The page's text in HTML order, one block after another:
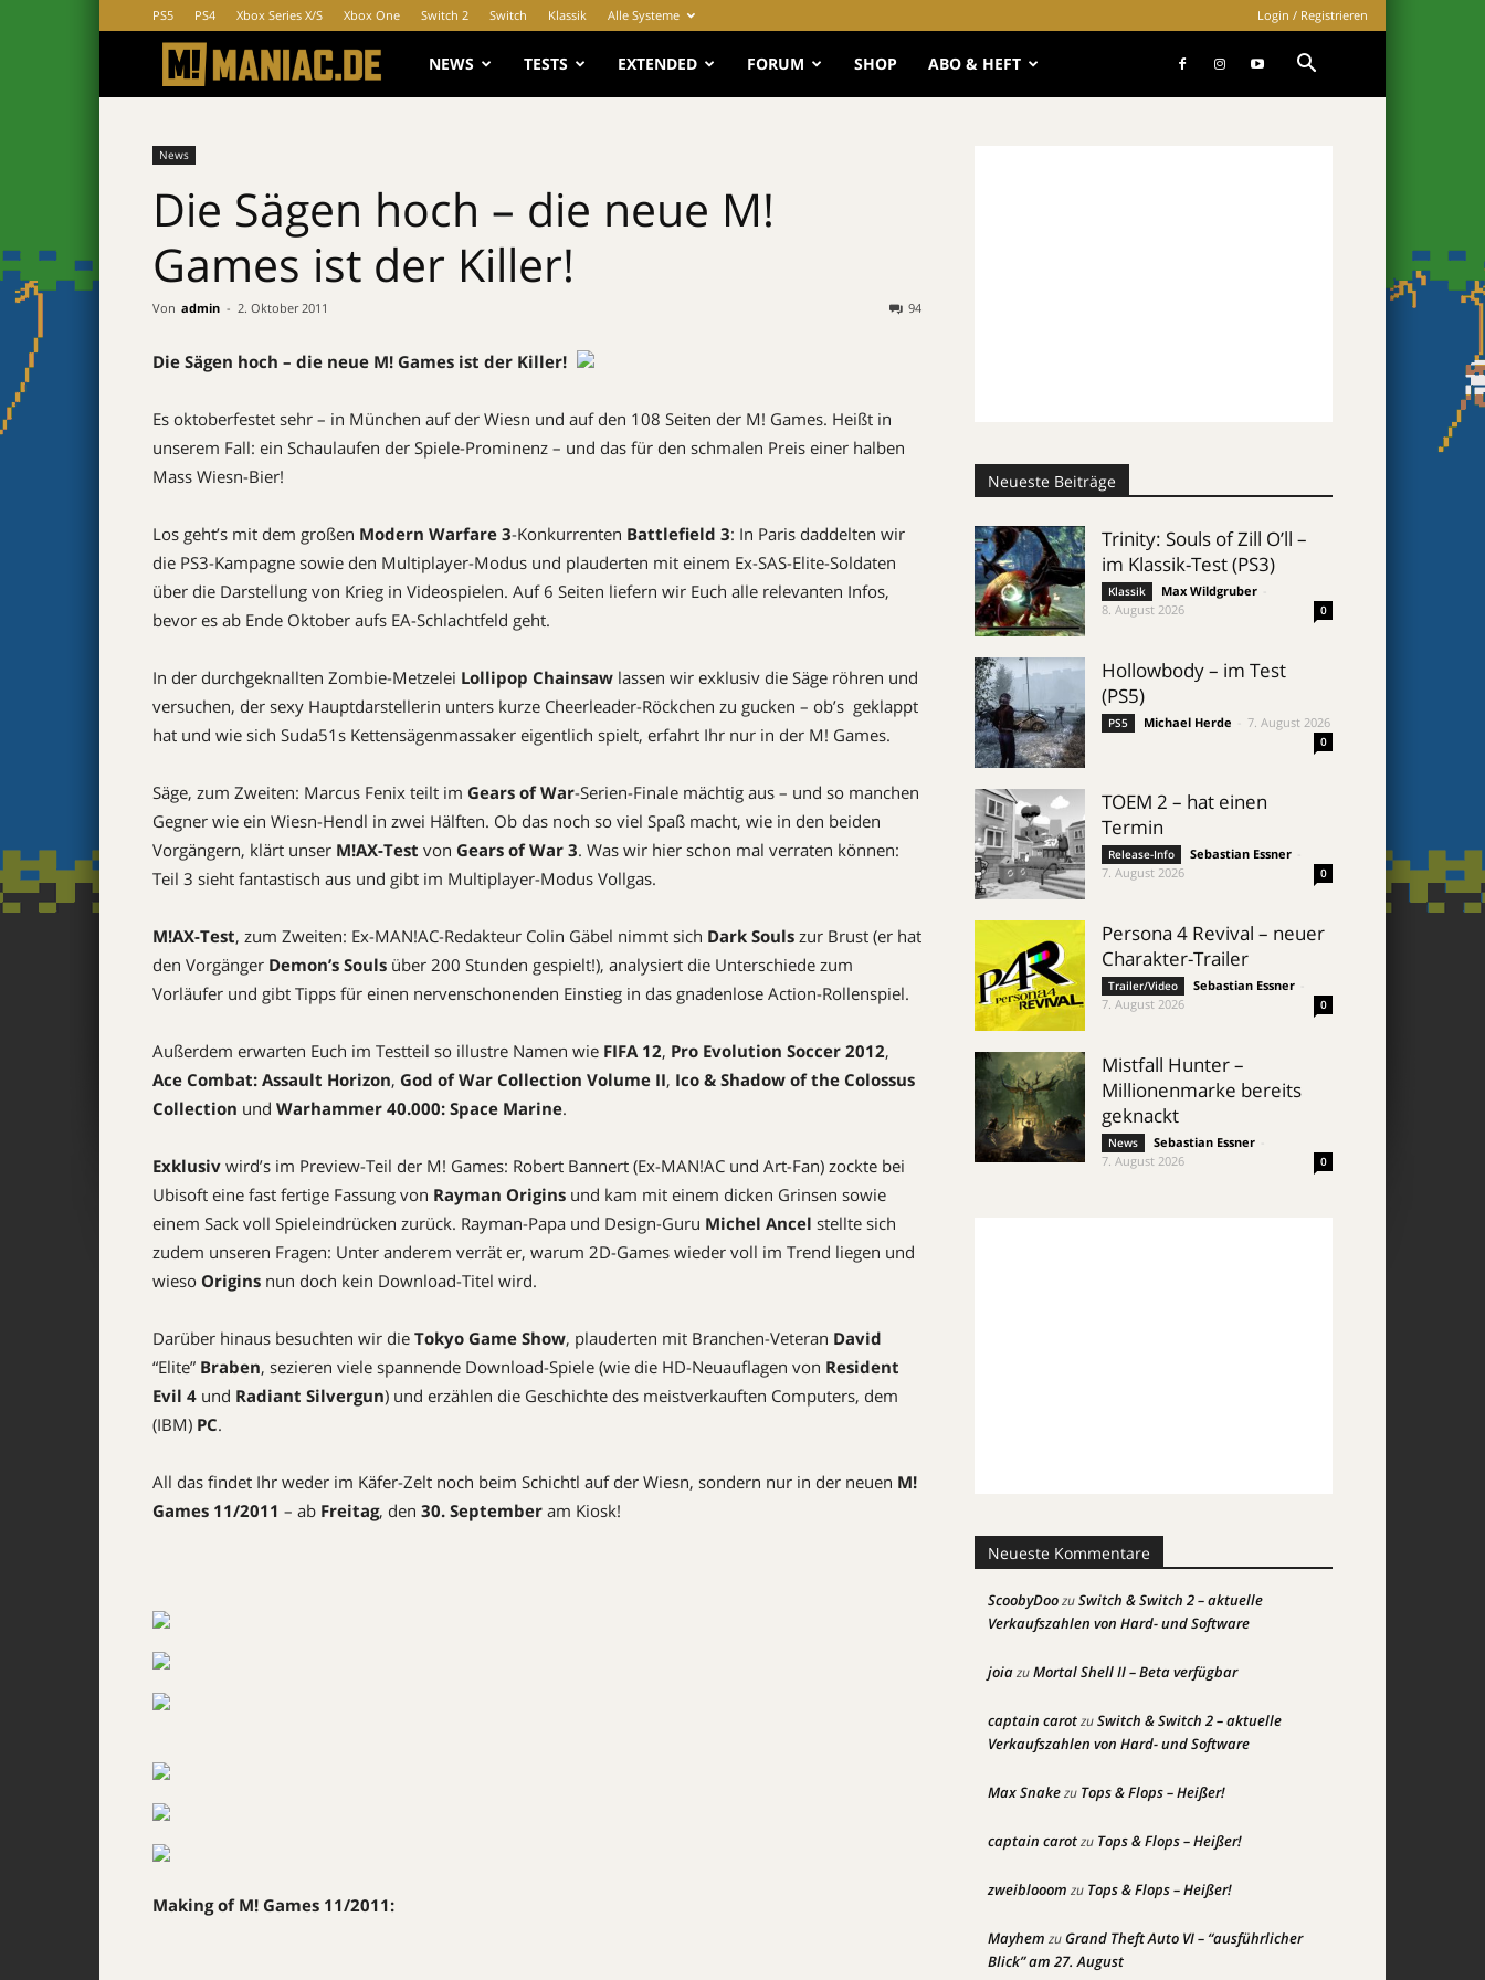
PS5 PS4 Xbox Series X/S Xbox One Switch 2 Switch Klassik Alle Systeme Login / Registrieren
MANIAC.de
NEWS TESTS EXTENDED FORUM SHOP ABO & HEFT
News
Die Sägen hoch – die neue M!
Games ist der Killer!
Von admin - 2. Oktober 2011 94
Die Sägen hoch – die neue M! Games ist der Killer!
Es oktoberfestet sehr – in München auf der Wiesn und auf den 108 Seiten der M! Games. Heißt in
unserem Fall: ein Schaulaufen der Spiele-Prominenz – und das für den schmalen Preis einer halben
Mass Wiesn-Bier!
Los geht’s mit dem großen Modern Warfare 3-Konkurrenten Battlefield 3: In Paris daddelten wir
die PS3-Kampagne sowie den Multiplayer-Modus und plauderten mit einem Ex-SAS-Elite-Soldaten
über die Darstellung von Krieg in Videospielen. Auf 6 Seiten liefern wir Euch alle relevanten Infos,
bevor es ab Ende Oktober aufs EA-Schlachtfeld geht.
In der durchgeknallten Zombie-Metzelei Lollipop Chainsaw lassen wir exklusiv die Säge röhren und
versuchen, der sexy Hauptdarstellerin unters kurze Cheerleader-Röckchen zu gucken – ob’s geklappt
hat und wie sich Suda51s Kettensägenmassaker eigentlich spielt, erfahrt Ihr nur in der M! Games.
Säge, zum Zweiten: Marcus Fenix teilt im Gears of War-Serien-Finale mächtig aus – und so manchen
Gegner wie ein Wiesn-Hendl in zwei Hälften. Ob das noch so viel Spaß macht, wie in den beiden
Vorgängern, klärt unser M!AX-Test von Gears of War 3. Was wir hier schon mal verraten können:
Teil 3 sieht fantastisch aus und gibt im Multiplayer-Modus Vollgas.
M!AX-Test, zum Zweiten: Ex-MAN!AC-Redakteur Colin Gäbel nimmt sich Dark Souls zur Brust (er hat
den Vorgänger Demon’s Souls über 200 Stunden gespielt!), analysiert die Unterschiede zum
Vorläufer und gibt Tipps für einen nervenschonenden Einstieg in das gnadenlose Action-Rollenspiel.
Außerdem erwarten Euch im Testteil so illustre Namen wie FIFA 12, Pro Evolution Soccer 2012,
Ace Combat: Assault Horizon, God of War Collection Volume II, Ico & Shadow of the Colossus
Collection und Warhammer 40.000: Space Marine.
Exklusiv wird’s im Preview-Teil der M! Games: Robert Bannert (Ex-MAN!AC und Art-Fan) zockte bei
Ubisoft eine fast fertige Fassung von Rayman Origins und kam mit einem dicken Grinsen sowie
einem Sack voll Spieleindrücken zurück. Rayman-Papa und Design-Guru Michel Ancel stellte sich
zudem unseren Fragen: Unter anderem verrät er, warum 2D-Games wieder voll im Trend liegen und
wieso Origins nun doch kein Download-Titel wird.
Darüber hinaus besuchten wir die Tokyo Game Show, plauderten mit Branchen-Veteran David
“Elite” Braben, sezieren viele spannende Download-Spiele (wie die HD-Neuauflagen von Resident
Evil 4 und Radiant Silvergun) und erzählen die Geschichte des meistverkauften Computers, dem
(IBM) PC.
All das findet Ihr weder im Käfer-Zelt noch beim Schichtl auf der Wiesn, sondern nur in der neuen M!
Games 11/2011 – ab Freitag, den 30. September am Kiosk!
Making of M! Games 11/2011:
Neueste Beiträge
Trinity: Souls of Zill O’ll –
im Klassik-Test (PS3)
Klassik Max Wildgruber
8. August 2026
0
Hollowbody – im Test
(PS5)
PS5 Michael Herde 7. August 2026
0
TOEM 2 – hat einen
Termin
Release-Info Sebastian Essner
7. August 2026
0
Persona 4 Revival – neuer
Charakter-Trailer
Trailer/Video Sebastian Essner
7. August 2026
0
Mistfall Hunter –
Millionenmarke bereits
geknackt
News Sebastian Essner
7. August 2026
0
Neueste Kommentare
ScoobyDoozuSwitch & Switch 2 – aktuelle
Verkaufszahlen von Hard- und Software
joiazuMortal Shell II – Beta verfügbar
captain carotzuSwitch & Switch 2 – aktuelle
Verkaufszahlen von Hard- und Software
Max Snakezu Tops & Flops – Heißer!
captain carotzu Tops & Flops – Heißer!
zweiblooom zu Tops & Flops – Heißer!
Mayhem zuGrand Theft Auto VI – “ausführlicher
Blick” am 27. August